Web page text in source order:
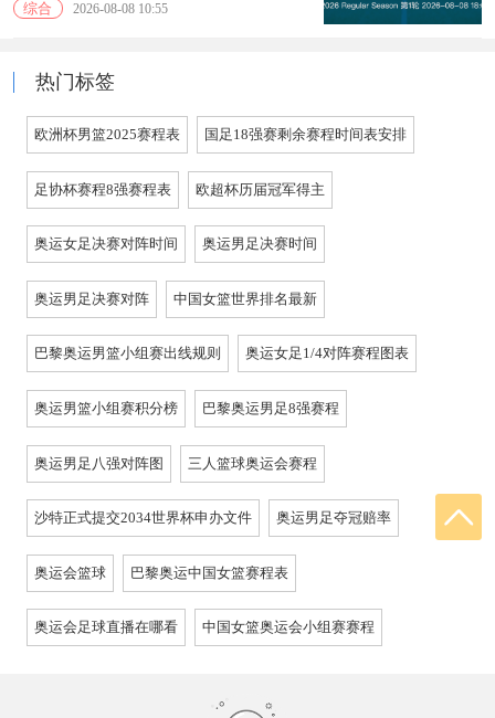
综合 2026-08-08 10:55
热门标签
欧洲杯男篮2025赛程表 国足18强赛剩余赛程时间表安排
足协杯赛程8强赛程表 欧超杯历届冠军得主
奥运女足决赛对阵时间 奥运男足决赛时间
奥运男足决赛对阵 中国女篮世界排名最新
巴黎奥运男篮小组赛出线规则 奥运女足1/4对阵赛程图表
奥运男篮小组赛积分榜 巴黎奥运男足8强赛程
奥运男足八强对阵图 三人篮球奥运会赛程
沙特正式提交2034世界杯申办文件 奥运男足夺冠赔率
奥运会篮球 巴黎奥运中国女篮赛程表
奥运会足球直播在哪看 中国女篮奥运会小组赛赛程